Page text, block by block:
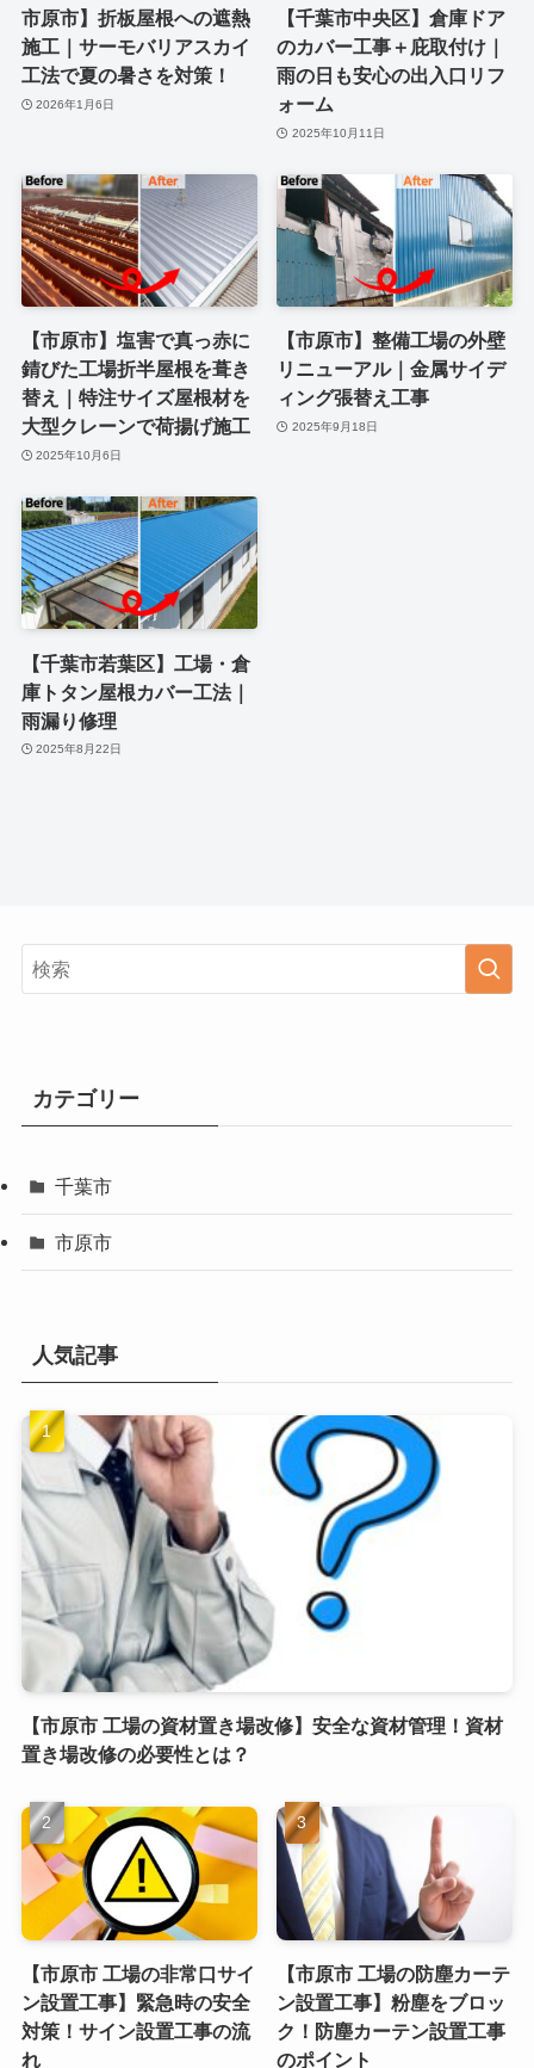
市原市】折板屋根への遮熱
施工｜サーモバリアスカイ
工法で夏の暑さを対策！
2026年1月6日
【千葉市中央区】倉庫ドア
のカバー工事＋庇取付け｜
雨の日も安心の出入口リフ
ォーム
2025年10月11日
【市原市】塩害で真っ赤に
錆びた工場折半屋根を葺き
替え｜特注サイズ屋根材を
大型クレーンで荷揚げ施工
2025年10月6日
【市原市】整備工場の外壁
リニューアル｜金属サイデ
ィング張替え工事
2025年9月18日
【千葉市若葉区】工場・倉
庫トタン屋根カバー工法｜
雨漏り修理
2025年8月22日
カテゴリー
千葉市
市原市
人気記事
【市原市 工場の資材置き場改修】安全な資材管理！資材
置き場改修の必要性とは？
【市原市 工場の非常口サイ
ン設置工事】緊急時の安全
対策！サイン設置工事の流
れ
【市原市 工場の防塵カーテ
ン設置工事】粉塵をブロッ
ク！防塵カーテン設置工事
のポイント